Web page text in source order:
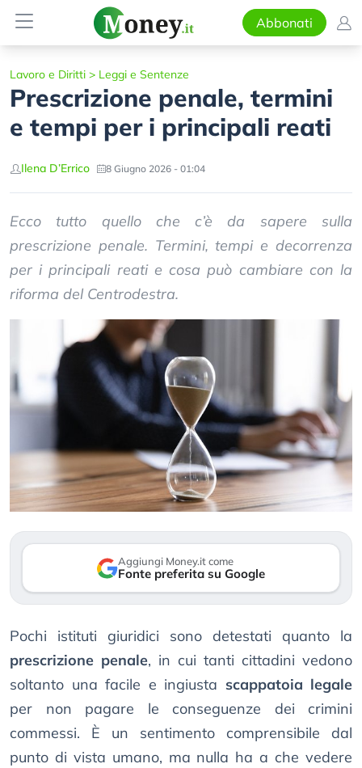
Abbonati
Lavoro e Diritti > Leggi e Sentenze
Prescrizione penale, termini
e tempi per i principali reati
Ilena D’Errico 8 Giugno 2026 - 01:04
Ecco tutto quello che c’è da sapere sulla
prescrizione penale. Termini, tempi e decorrenza
per i principali reati e cosa può cambiare con la
riforma del Centrodestra.
Aggiungi Money.it come
Fonte preferita su Google
Pochi istituti giuridici sono detestati quanto la
prescrizione penale, in cui tanti cittadini vedono
soltanto una facile e ingiusta scappatoia legale
per non pagare le conseguenze dei crimini
commessi. È un sentimento comprensibile dal
punto di vista umano, ma nulla ha a che vedere